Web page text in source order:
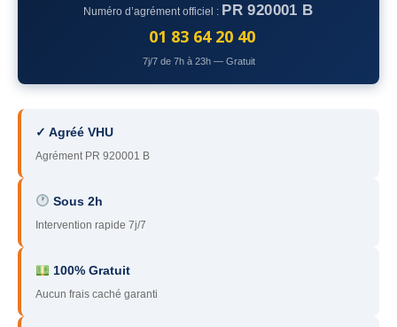
– Yvelines
– Hauts-de-Seine
93– Seine-Saint-Denis
94 – Val-de-Marne
95– Val d’Oise
91 – Essonne
– Yonne
60 – Oise
Numéro d’agrément officiel : PR 920001 B
01 83 64 20 40
7j/7 de 7h à 23h — Gratuit
✓ Agréé VHU
Agrément PR 920001 B
Sous 2h
Intervention rapide 7j/7
100% Gratuit
Aucun frais caché garanti